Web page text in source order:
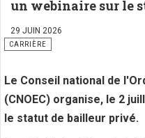
un webinaire sur le
29 JUIN 2026
CARRIÈRE
Le Conseil national de
(CNOEC) organise, le 2
le statut de bailleur privé.